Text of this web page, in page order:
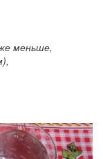
меньше,